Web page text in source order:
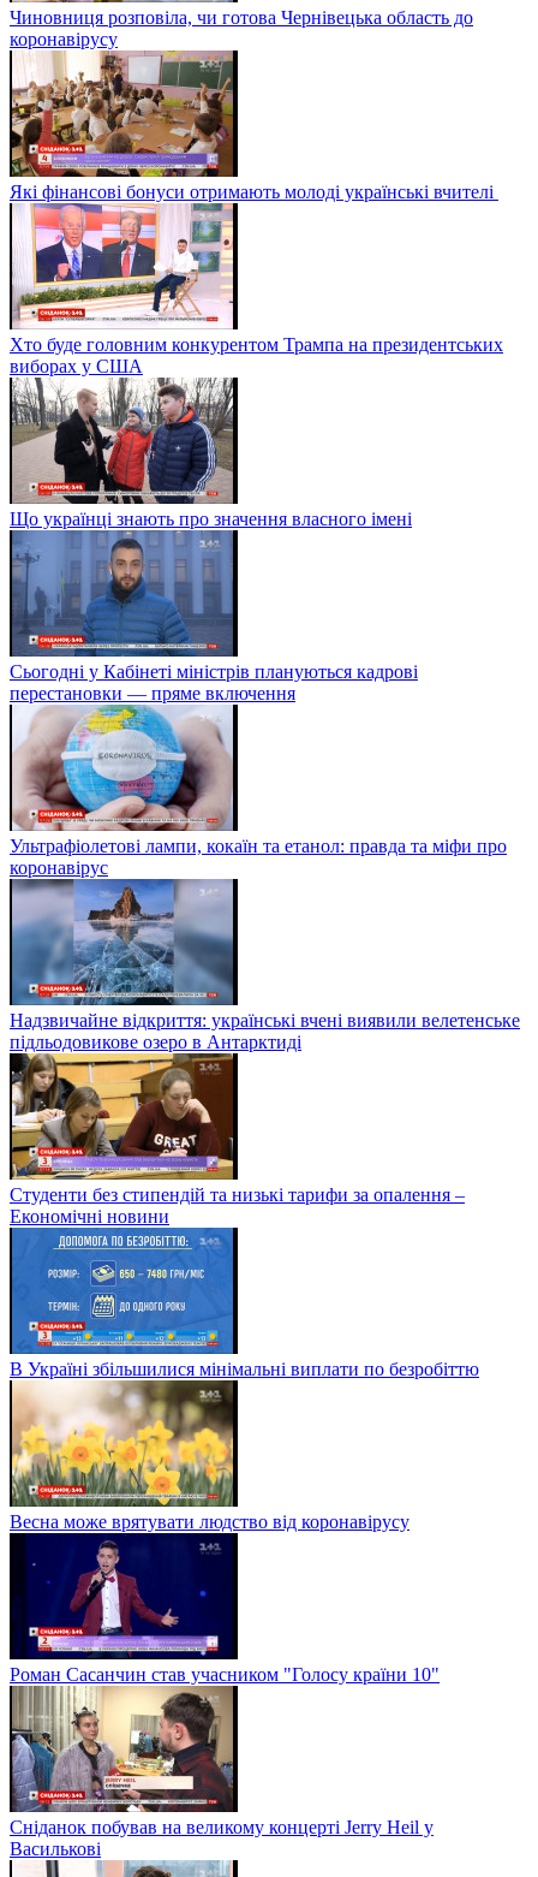
Чиновниця розповіла, чи готова Чернівецька область до
коронавірусу
Які фінансові бонуси отримають молоді українські вчителі
Хто буде головним конкурентом Трампа на президентських
виборах у США
Що українці знають про значення власного імені
Сьогодні у Кабінеті міністрів плануються кадрові
перестановки — пряме включення
Ультрафіолетові лампи, кокаїн та етанол: правда та міфи про
коронавірус
Надзвичайне відкриття: українські вчені виявили велетенське
підльодовикове озеро в Антарктиді
Студенти без стипендій та низькі тарифи за опалення –
Економічні новини
В Україні збільшилися мінімальні виплати по безробіттю
Весна може врятувати людство від коронавірусу
Роман Сасанчин став учасником "Голосу країни 10"
Сніданок побував на великому концерті Jerry Heil у
Василькові